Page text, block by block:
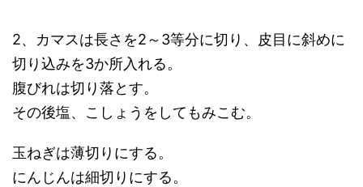
2、カマスは長さを2～3等分に切り、皮目に斜めに
切り込みを3か所入れる。
腹びれは切り落とす。
その後塩、こしょうをしてもみこむ。
玉ねぎは薄切りにする。
にんじんは細切りにする。